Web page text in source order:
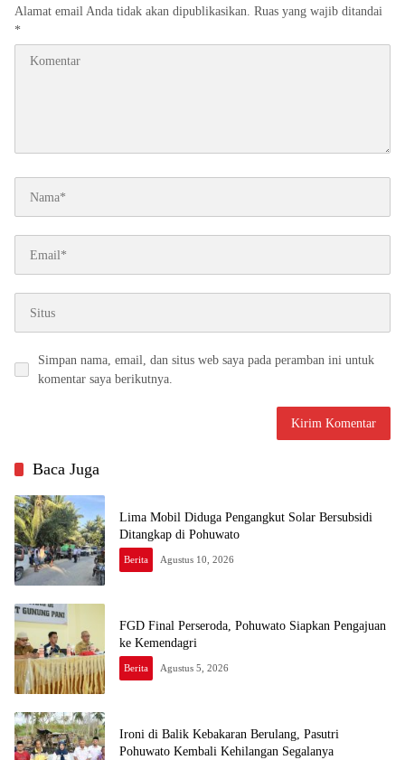
Alamat email Anda tidak akan dipublikasikan. Ruas yang wajib ditandai
*
Simpan nama, email, dan situs web saya pada peramban ini untuk
komentar saya berikutnya.
Baca Juga
Lima Mobil Diduga Pengangkut Solar Bersubsidi
Ditangkap di Pohuwato
Berita Agustus 10, 2026
FGD Final Perseroda, Pohuwato Siapkan Pengajuan
ke Kemendagri
Berita Agustus 5, 2026
Ironi di Balik Kebakaran Berulang, Pasutri
Pohuwato Kembali Kehilangan Segalanya